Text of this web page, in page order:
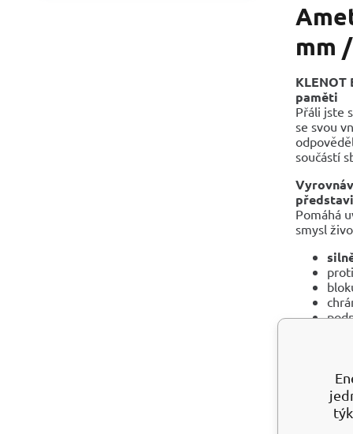
mm
KLENOT
paměti
Přáli jste
se svou
součástí
Pomáhá
smysl